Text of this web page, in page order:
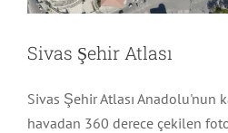
Sivas Şehir Atlası
Sivas Şehir Atlası Anadolu'nun
havadan 360 derece çekilen